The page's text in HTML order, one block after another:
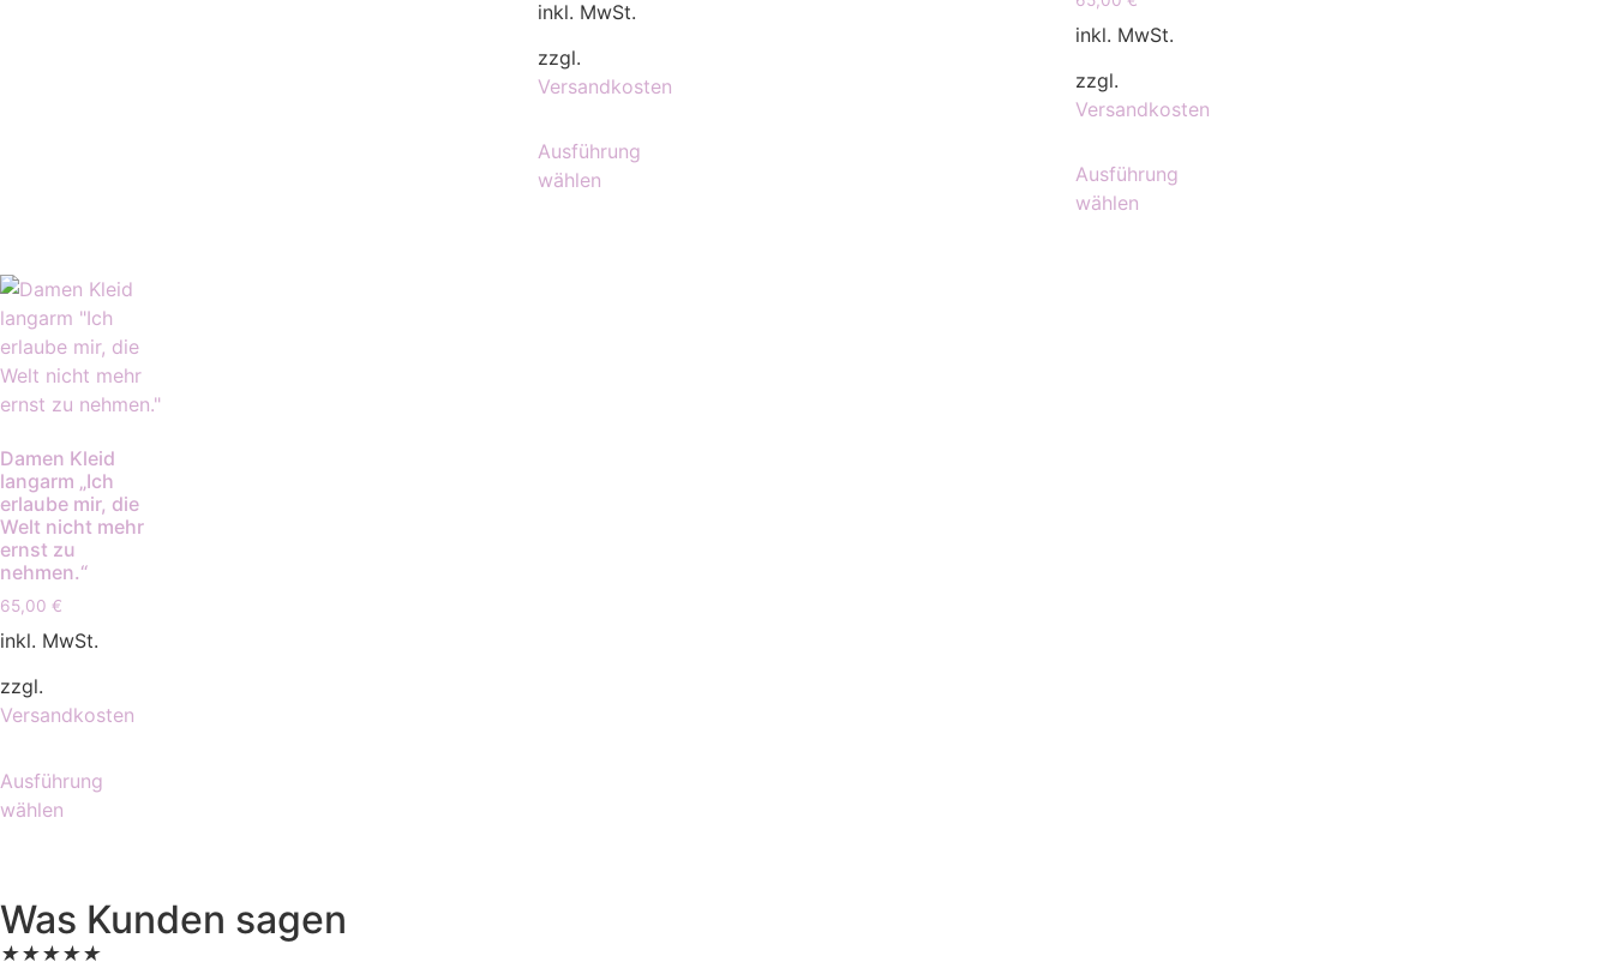
inkl. MwSt.
zzgl.
Versandkosten
Ausführung
wählen
inkl. MwSt.
zzgl.
Versandkosten
Ausführung
wählen
Damen Kleid
langarm „Ich
erlaube mir, die
Welt nicht mehr
ernst zu
nehmen.“
65,00 €
inkl. MwSt.
zzgl.
Versandkosten
Ausführung
wählen
Was Kunden sagen
★★★★★